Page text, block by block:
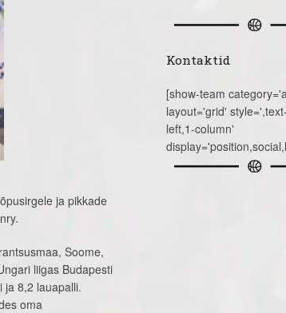
ja pikkade
Soome,
liigas Budapesti
ja 8,2 lauapalli.
oma
Kontaktid
[show-team
layout='grid'
left,1-column'